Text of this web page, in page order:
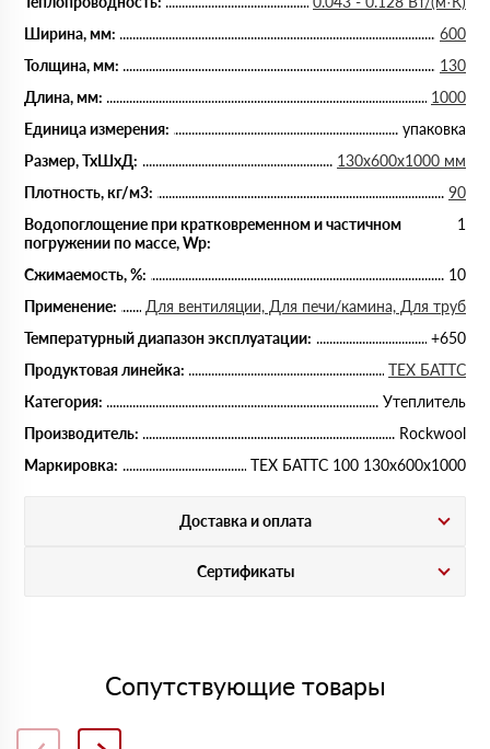
Ширина, мм:
600
Толщина, мм:
130
Длина, мм:
1000
Единица измерения:
упаковка
Размер, ТхШхД:
130х600х1000 мм
Плотность, кг/м3:
90
Водопоглощение при кратковременном и частичном
погружении по массе, Wp:
1
Сжимаемость, %:
10
Применение:
Для вентиляции, Для печи/камина, Для труб
Температурный диапазон эксплуатации:
+650
Продуктовая линейка:
ТЕХ БАТТС
Категория:
Утеплитель
Производитель:
Rockwool
Маркировка:
ТЕХ БАТТС 100 130х600х1000
Доставка и оплата
Сертификаты
Сопутствующие товары